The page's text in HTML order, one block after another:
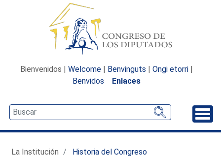
Bienvenidos | Welcome | Benvinguts | Ongi etorri |
Benvidos
Enlaces
La Institución
Historia del Congreso